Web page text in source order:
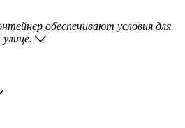
обеспечивают условия для